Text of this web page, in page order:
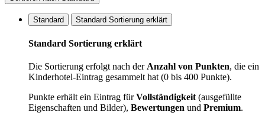
Standard Standard Sortierung erklärt
Standard Sortierung erklärt
Die Sortierung erfolgt nach der Anzahl von Punkten, die ein
Kinderhotel-Eintrag gesammelt hat (0 bis 400 Punkte).
Punkte erhält ein Eintrag fürVollständigkeit (ausgefüllte
Eigenschaften und Bilder), Bewertungen und Premium.